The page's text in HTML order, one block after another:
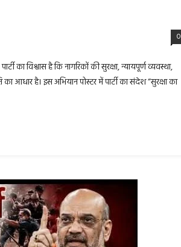
0
का विश्वास है कि नागरिकों की सुरक्षा, न्यायपूर्ण व्यवस्था,
आधार है। इस अभियान पोस्टर में पार्टी का संदेश “सुरक्षा का